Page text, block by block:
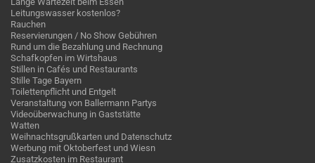
Leitungswasser kostenlos?
Rauchen
Reservierungen / No Show Gebühren
Rund um die Bezahlung und Rechnung
Schafkopfen im Wirtshaus
Stillen in Cafés und Restaurants
Stille Tage Bayern
Toilettenpflicht und Entgelt
Veranstaltung von Ballermann Partys
Videoüberwachung in Gaststätte
Watten
Weihnachtsgrußkarten und Datenschutz
Werbung mit Oktoberfest und Wiesn
Zusatzkosten im Restaurant